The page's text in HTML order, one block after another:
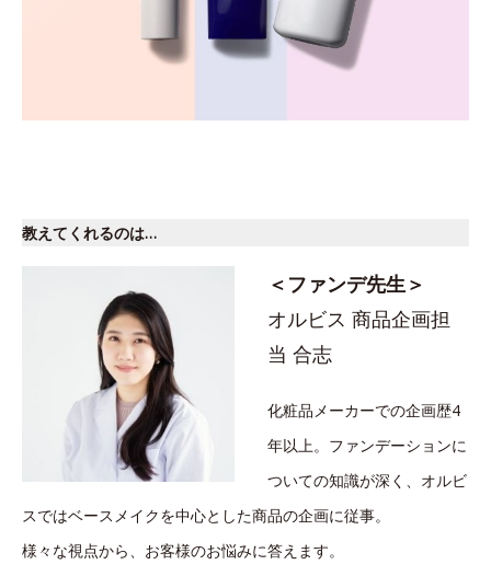
教えてくれるのは…
＜ファンデ先生＞
オルビス 商品企画担
当 合志
化粧品メーカーでの企画歴4
年以上。ファンデーションに
ついての知識が深く、オルビ
スではベースメイクを中心とした商品の企画に従事。
様々な視点から、お客様のお悩みに答えます。